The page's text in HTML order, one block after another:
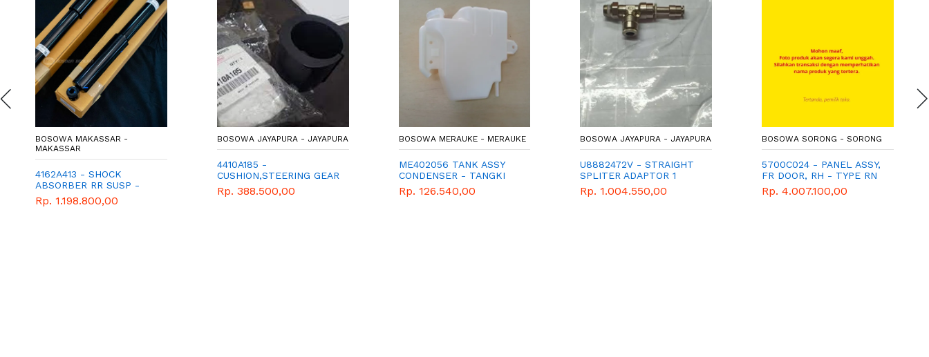
BOSOWA MAKASSAR -
MAKASSAR
4162A413 - SHOCK
ABSORBER RR SUSP -
SUSPENSI BELAKANG -
SHOCKBREAKER
Rp. 1.198.800,00
BOSOWA JAYAPURA - JAYAPURA
4410A185 -
CUSHION,STEERING GEAR
Rp. 388.500,00
BOSOWA MERAUKE - MERAUKE
ME402056 TANK ASSY
CONDENSER - TANGKI
CADANGAN
Rp. 126.540,00
BOSOWA JAYAPURA - JAYAPURA
U8882472V - STRAIGHT
SPLITER ADAPTOR 1
Rp. 1.004.550,00
BOSOWA SORONG - SORONG
5700C024 - PANEL ASSY,
FR DOOR, RH - TYPE RN
Rp. 4.007.100,00